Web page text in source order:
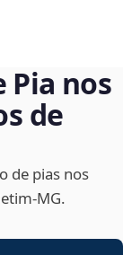
nos
de
de pias nos